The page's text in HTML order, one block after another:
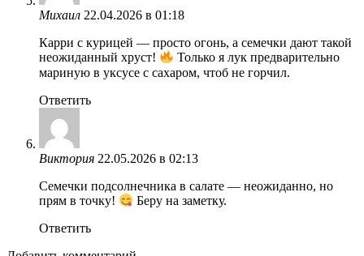
Михаил 22.04.2026 в 01:18
Карри с курицей — просто огонь, а семечки дают такой
неожиданный хруст!
Только я лук предварительно
мариную в уксусе с сахаром, чтоб не горчил.
Ответить
Виктория 22.05.2026 в 02:13
Семечки подсолнечника в салате — неожиданно, но
прям в точку!
Беру на заметку.
Ответить